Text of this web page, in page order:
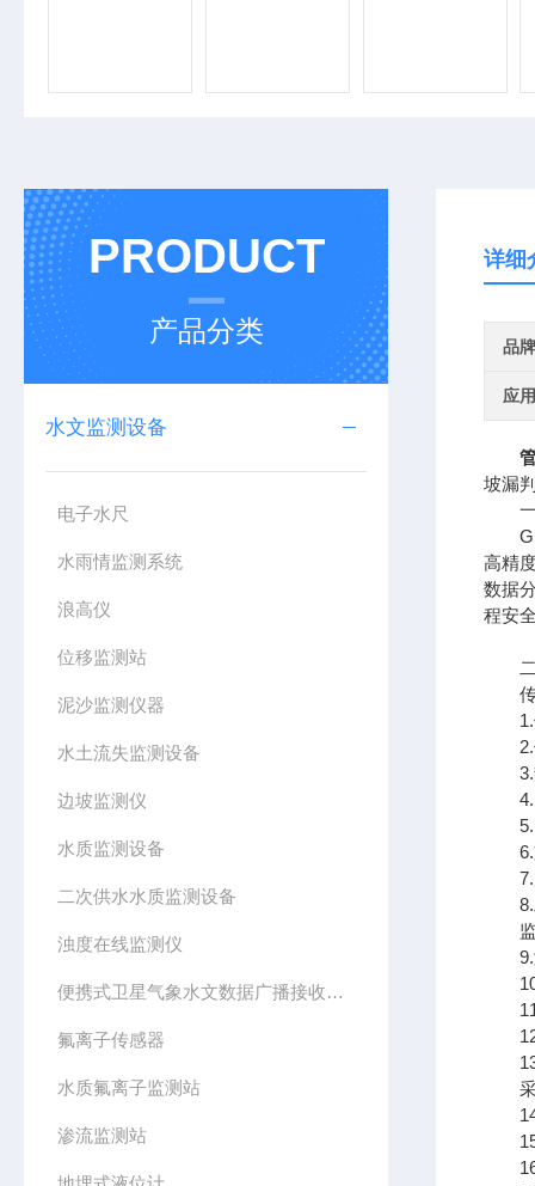
PRODUCT
产品分类
水文监测设备
电子水尺
水雨情监测系统
浪高仪
位移监测站
泥沙监测仪器
水土流失监测设备
边坡监测仪
水质监测设备
二次供水水质监测设备
浊度在线监测仪
便携式卫星气象水文数据广播接收设备
氟离子传感器
水质氟离子监测站
渗流监测站
详细
品牌
应
坡漏
一
高精
数据
程安
二
传
1.传
2.传
3.静
4.☆
5.☆
6.支
7.尺
8.工
监
9.测
10.
11.☆
12.
采
16.